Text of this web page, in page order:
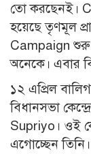
তো করছেনই।
হয়েছে তৃণমূল
Campaign শুরু
অনেকে। এবার
১২ এপ্রিল
বিধানসভা
Supriyo। ওই
এগোচ্ছেন